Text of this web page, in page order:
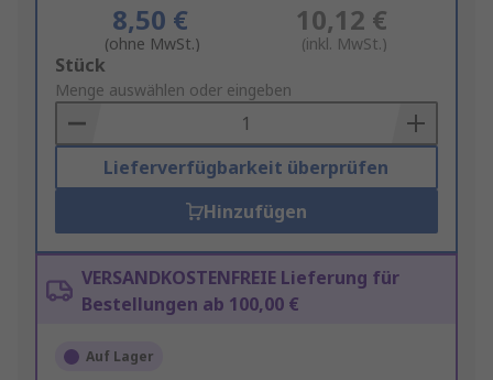
8,50 €
(ohne MwSt.)
10,12 €
(inkl. MwSt.)
Add
to
Basket
Stück
Menge auswählen oder eingeben
Lieferverfügbarkeit überprüfen
Hinzufügen
VERSANDKOSTENFREIE Lieferung für
Bestellungen ab 100,00 €
Auf Lager